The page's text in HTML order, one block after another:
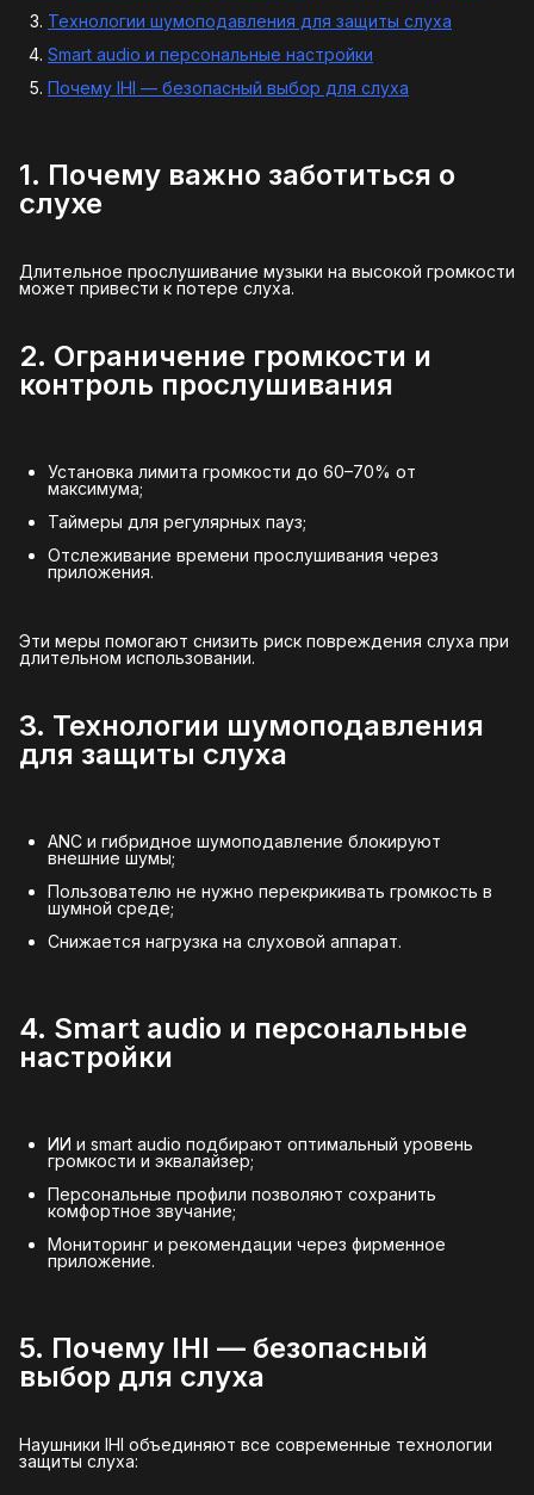
Технологии шумоподавления для защиты слуха
Smart audio и персональные настройки
Почему IHI — безопасный выбор для слуха
1. Почему важно заботиться о
слухе
Длительное прослушивание музыки на высокой громкости
может привести к потере слуха.
2. Ограничение громкости и
контроль прослушивания
Установка лимита громкости до 60–70% от
максимума;
Таймеры для регулярных пауз;
Отслеживание времени прослушивания через
приложения.
Эти меры помогают снизить риск повреждения слуха при
длительном использовании.
3. Технологии шумоподавления
для защиты слуха
ANC и гибридное шумоподавление блокируют
внешние шумы;
Пользователю не нужно перекрикивать громкость в
шумной среде;
Снижается нагрузка на слуховой аппарат.
4. Smart audio и персональные
настройки
ИИ и smart audio подбирают оптимальный уровень
громкости и эквалайзер;
Персональные профили позволяют сохранить
комфортное звучание;
Мониторинг и рекомендации через фирменное
приложение.
5. Почему IHI — безопасный
выбор для слуха
Наушники IHI объединяют все современные технологии
защиты слуха: